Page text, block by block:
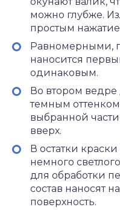
можно глубже.
простым
Равномерными,
наносится
одинаковым.
Во втором ведре
темным
выбранной
вверх.
В остатки
немного
для обработки
состав наносят
поверхность.